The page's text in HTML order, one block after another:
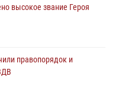
высокое звание Героя
правопорядок и